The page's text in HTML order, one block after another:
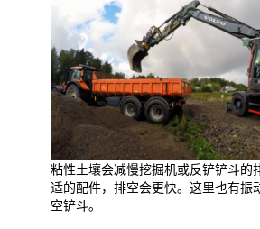
粘性土壤会减慢挖掘机或反铲铲斗的
适的配件，排空会更快。这里也有振
空铲斗。